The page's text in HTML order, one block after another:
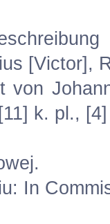
[Victor],
k. pl.,
In